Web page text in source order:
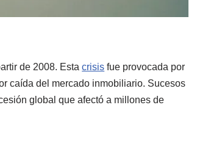
de 2008. Estacrisis fue provocada por
caída del mercado inmobiliario. Sucesos
global que afectó a millones de